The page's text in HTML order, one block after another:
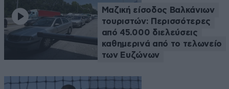
Μαζική είσοδος Βαλκάνιων
τουριστών: Περισσότερες
από 45.000 διελεύσεις
καθημερινά από το τελωνείο
των Ευζώνων